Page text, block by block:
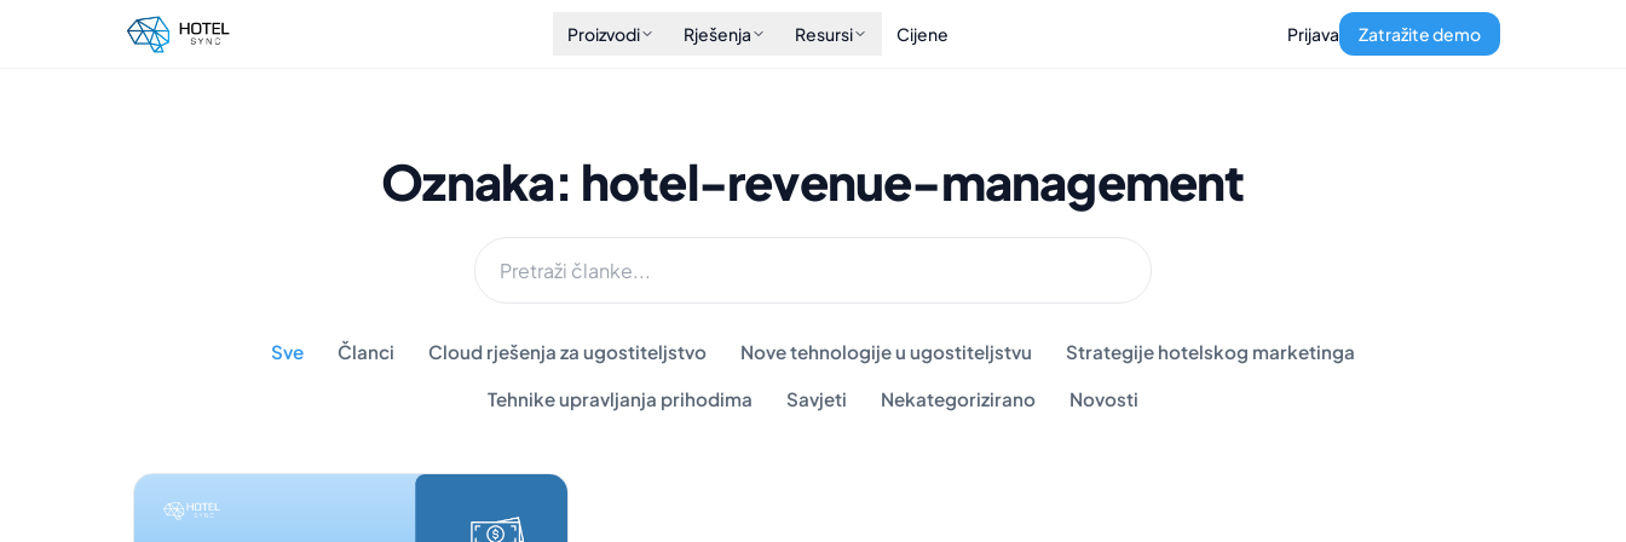
Proizvodi Rješenja Resursi Cijene Prijava Zatražite demo
Oznaka: hotel-revenue-management
Sve Članci Cloud rješenja za ugostiteljstvo Nove tehnologije u ugostiteljstvu Strategije hotelskog marketinga
Tehnike upravljanja prihodima Savjeti Nekategorizirano Novosti